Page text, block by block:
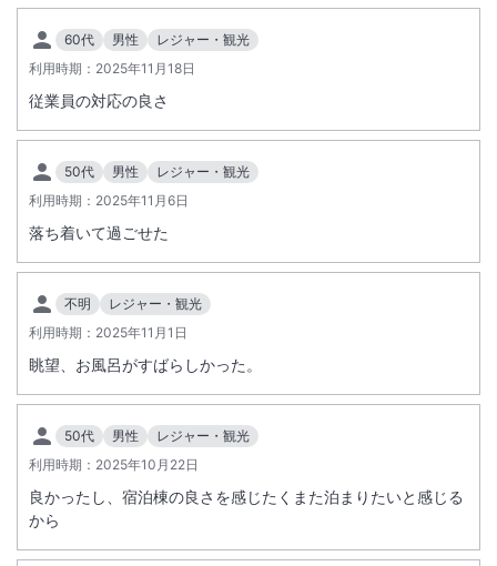
記
■ 一時休止となる時間と内容
・毎日 11時30分 ～ 13時00分
駐車場のご利用・ご入場 敷地内への車両の乗り入れ・駐車をご遠慮
いただきます。
フロントロビーのご利用 チェックイン手続き前後の待機等、ロビー
お電話でのお問い合わせ 予約・変更・その他お問い合わせの電話受
付を休止いたします。
■ 適用開始日 2025年12月1日より
60代 男性
レジャー・観光
利用時期： 2025年11月18日
従業員の対応の良さ
50代 男性
レジャー・観光
利用時期： 2025年11月6日
落ち着いて過ごせた
不明
レジャー・観光
利用時期： 2025年11月1日
眺望、お風呂がすばらしかった。
50代 男性
レジャー・観光
利用時期： 2025年10月22日
良かったし、宿泊棟の良さを感じたくまた泊まりたいと感じる
から